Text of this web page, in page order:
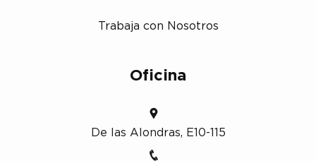
Trabaja con Nosotros
Oficina
De las Alondras, E10-115